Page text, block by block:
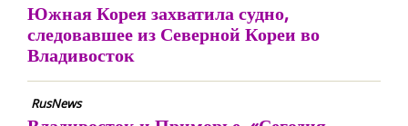
Южная Корея захватила судно,
следовавшее из Северной Кореи во
Владивосток
RusNews